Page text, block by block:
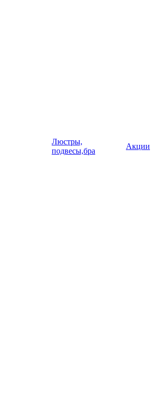
Люстры,
подвесы,бра
Акции